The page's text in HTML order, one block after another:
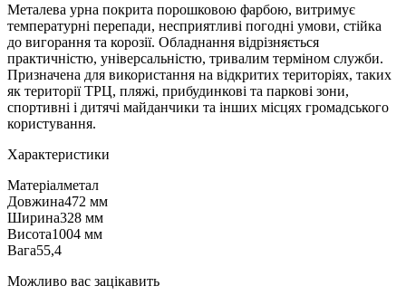
Металева урна покрита порошковою фарбою, витримує
температурні перепади, несприятливі погодні умови, стійка
до вигорання та корозії. Обладнання відрізняється
практичністю, універсальністю, тривалим терміном служби.
Призначена для використання на відкритих територіях, таких
як території ТРЦ, пляжі, прибудинкові та паркові зони,
спортивні і дитячі майданчики та інших місцях громадського
користування.
Характеристики
Матеріалметал
Довжина472 мм
Ширина328 мм
Висота1004 мм
Вага55,4
Можливо вас зацікавить